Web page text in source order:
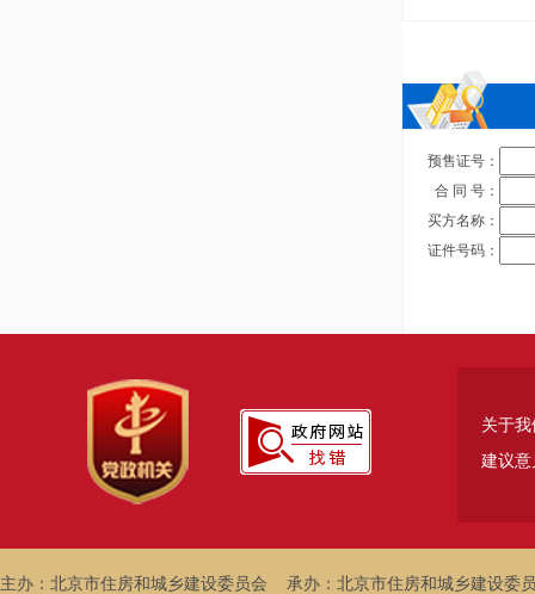
预售证号：
合 同 号：
买方名称：
证件号码：
关于我
建议意
主办：北京市住房和城乡建设委员会 承办：北京市住房和城乡建设委